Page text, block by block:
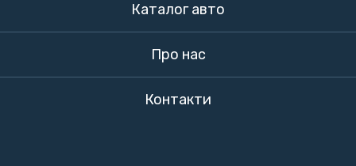
Каталог авто
Про нас
Контакти